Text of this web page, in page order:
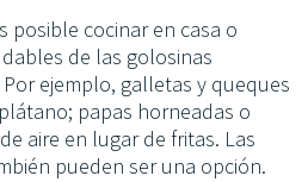
posible cocinar en casa o
de las golosinas
ejemplo, galletas y queques
papas horneadas o
aire en lugar de fritas. Las
pueden ser una opción.